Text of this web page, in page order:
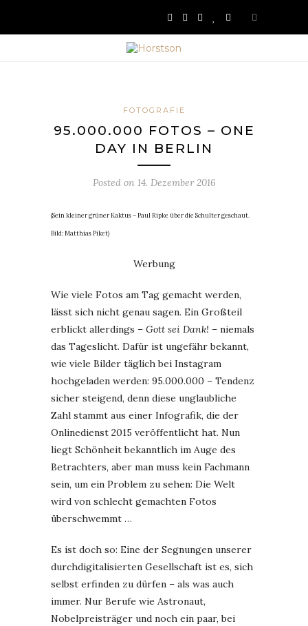
FOTOGRAFIE
95.000.000 FOTOS – ONE
DAY IN BERLIN
Posted on 14. Dezember 2016
(Sein kleiner grüner Kaktus – Paul Ripke über die Schulter geschaut.
Bild: Matthias Piket)
Werbung
Wie viele Fotos am Tag gemacht werden,
lässt sich nicht genau sagen. Ein Großteil
erblickt allerdings – Gott sei Dank! – niemals
das Tageslicht. Dafür ist ungefähr bekannt,
wie viele Bilder täglich bei Instagram
hochgeladen werden: 95.000.000 – Tendenz
sicher steigend, denn diese unglaubliche
Zahl stammt aus einer Infografik, die der
Onlinedienst 2015 veröffentlicht hat. Nun
liegt Schönheit bekanntlich im Auge des
Betrachters, aber man muss kein Fachmann
sein, um ein Problem zu sehen: Die Welt
wird von schlecht gemachten Fotos
überschwemmt …
Es ist doch so: Eine der Segnungen unserer
durchdigitalisierten Gesellschaft ist es, sich
selbst erfinden zu dürfen – als was auch
immer. Nur Berufe wie Astronaut,
Nobelpreisträger und noch ein paar, bei